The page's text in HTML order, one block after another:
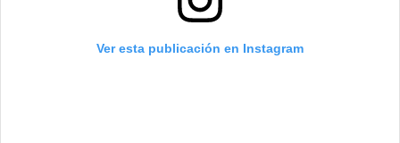
Ver esta publicación en Instagram